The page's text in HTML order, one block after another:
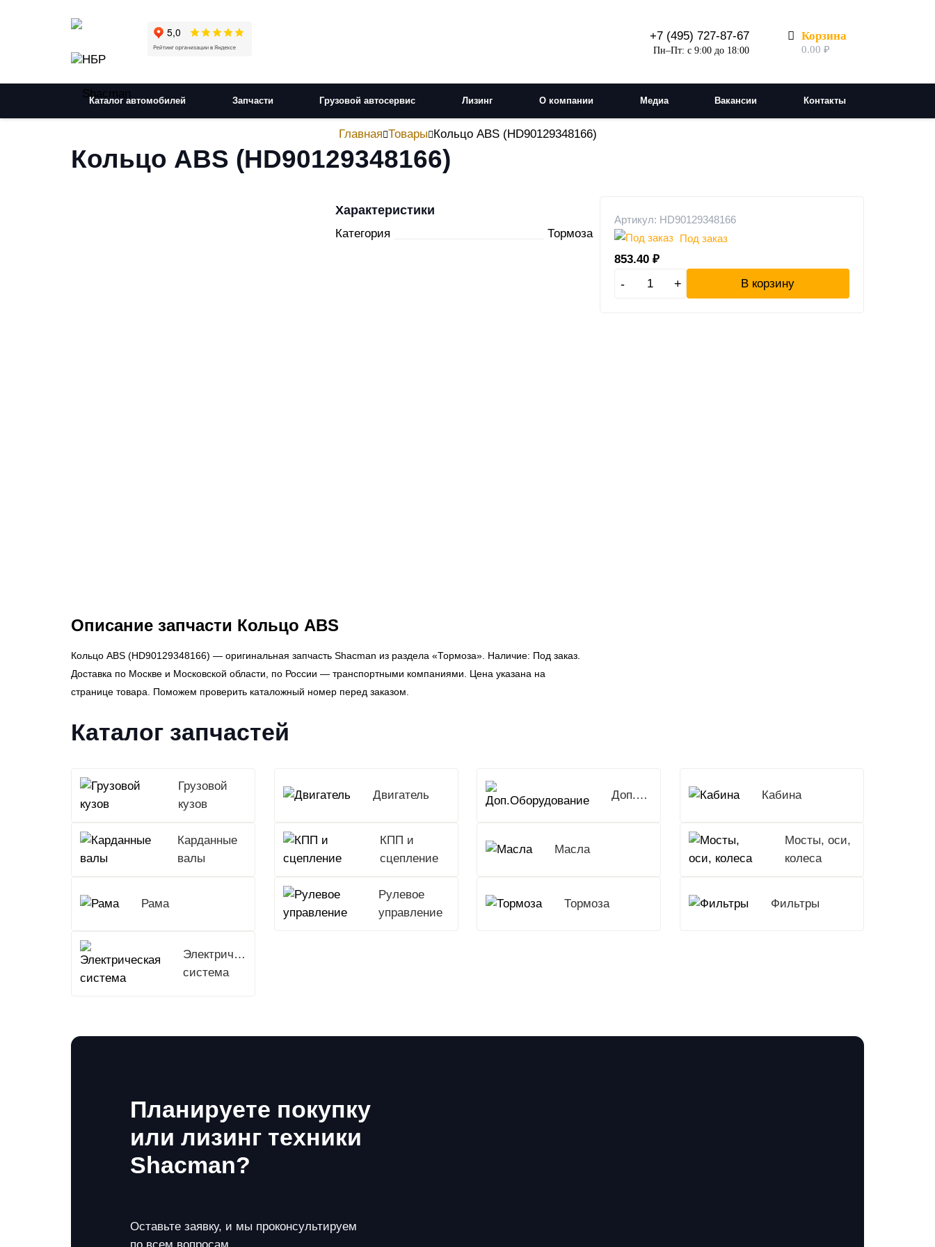
+7 (495) 727-87-67
Пн–Пт: с 9:00 до 18:00
Корзина
0.00 ₽
Каталог автомобилей Запчасти Грузовой автосервис Лизинг О компании Медиа Вакансии Контакты
Главная Товары Кольцо ABS (HD90129348166)
Кольцо ABS (HD90129348166)
Характеристики
Категория Тормоза
Артикул: HD90129348166
Под заказ
853.40 ₽
- + В корзину
Описание запчасти Кольцо ABS
Кольцо ABS (HD90129348166) — оригинальная запчасть Shacman из раздела «Тормоза». Наличие: Под заказ.
Доставка по Москве и Московской области, по России — транспортными компаниями. Цена указана на
странице товара. Поможем проверить каталожный номер перед заказом.
Каталог запчастей
Грузовой
кузов
Двигатель Доп.Оборудование Кабина
Карданные
валы
КПП и
сцепление
Масла
Мосты, оси,
колеса
Рама
Рулевое
управление
Тормоза Фильтры
Электрическая
система
Планируете покупку
или лизинг техники
Shacman?
Оставьте заявку, и мы проконсультируем